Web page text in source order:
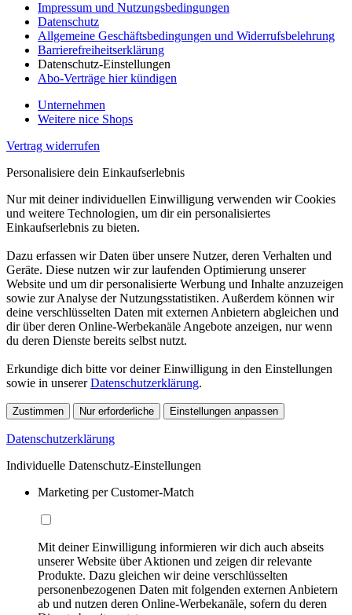
Impressum und Nutzungsbedingungen
Datenschutz
Allgemeine Geschäftsbedingungen und Widerrufsbelehrung
Barrierefreiheitserklärung
Datenschutz-Einstellungen
Abo-Verträge hier kündigen
Unternehmen
Weitere nice Shops
Vertrag widerrufen
Personalisiere dein Einkaufserlebnis
Nur mit deiner individuellen Einwilligung verwenden wir Cookies
und weitere Technologien, um dir ein personalisiertes
Einkaufserlebnis zu bieten.
Dazu erfassen wir Daten über unsere Nutzer, deren Verhalten und
Geräte. Diese nutzen wir zur laufenden Optimierung unserer
Website und um dir personalisierte Werbung und Inhalte anzuzeigen
sowie zur Analyse der Nutzungsstatistiken. Außerdem können wir
deine verschlüsselten Daten mit externen Anbietern abgleichen und
dir über deren Online-Werbekanäle Angebote anzeigen, nur wenn
du deren Dienste bereits selbst nutzt.
Erkundige dich bitte vor deiner Einwilligung in den Einstellungen
sowie in unsererDatenschutzerklärung.
Zustimmen Nur erforderliche Einstellungen anpassen
Datenschutzerklärung
Individuelle Datenschutz-Einstellungen
Marketing per Customer-Match
Mit deiner Einwilligung informieren wir dich auch abseits
unserer Website über Aktionen und zeigen dir relevante
Produkte. Dazu gleichen wir deine verschlüsselten
personenbezogenen Daten mit folgenden externen Anbietern
ab und nutzen deren Online-Werbekanäle, sofern du deren